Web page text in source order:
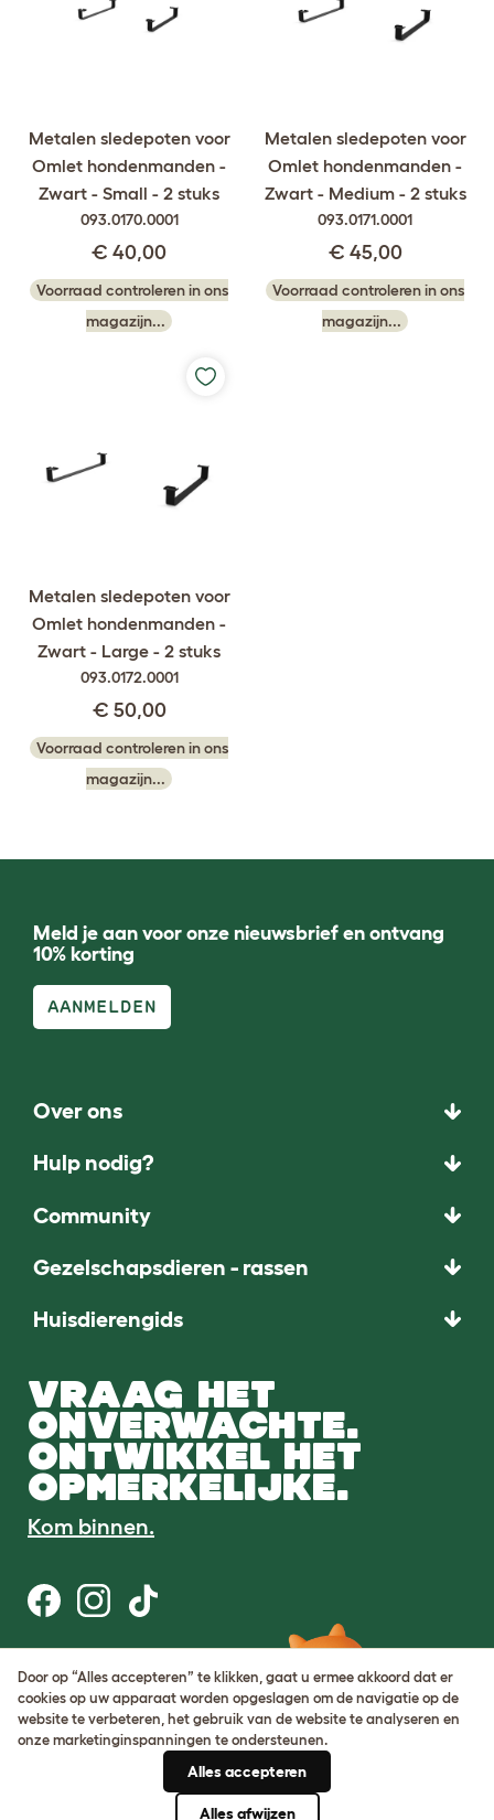
Metalen sledepoten voor
Omlet hondenmanden -
Zwart - Small - 2 stuks
093.0170.0001
€ 40,00
Voorraad controleren in ons
magazijn...
Metalen sledepoten voor
Omlet hondenmanden -
Zwart - Medium - 2 stuks
093.0171.0001
€ 45,00
Voorraad controleren in ons
magazijn...
Metalen sledepoten voor
Omlet hondenmanden -
Zwart - Large - 2 stuks
093.0172.0001
€ 50,00
Voorraad controleren in ons
magazijn...
Meld je aan voor onze nieuwsbrief en ontvang
10% korting
AANMELDEN
Over ons
Hulp nodig?
Community
Gezelschapsdieren - rassen
Huisdierengids
VRAAG HET
ONVERWACHTE.
ONTWIKKEL HET
OPMERKELIJKE.
Kom binnen.
Gebruiksvoorwaarden
Cookie & privacybeleid
Cookie Settings
Sitemap
BTW-nummer: DE317631106
Door op “Alles accepteren” te klikken, gaat u ermee akkoord dat er
cookies op uw apparaat worden opgeslagen om de navigatie op de
website te verbeteren, het gebruik van de website te analyseren en
onze marketinginspanningen te ondersteunen.
Alles accepteren
Alles afwijzen